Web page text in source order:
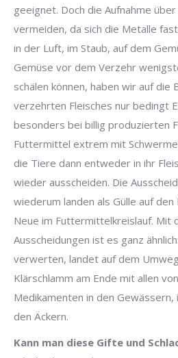
geeignet. Doch die Aufnahme
vermeiden, da sich die Metalle
in der Luft, im Staub, auf dem
Gemüse vor dem Verzehr
schälen können, haben wir auf die
verzehrten Fleisches nur bedingt
besonders bei billig produzierten
Futtermittel extrem mit
die Tiere dann entweder in ihr
wieder ausscheiden. Die
wiederum landen als Gülle auf
Neue im Futtermittelkreislauf. Mit
Ausscheidungen ist es ganz
verwerten, landet auf dem
Klärschlamm am Ende mit allen
Medikamenten in den Gewässern,
den Äckern.
Kann man diese Gifte und